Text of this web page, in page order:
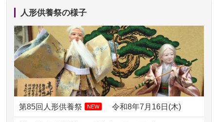
2026/07/11思い出のある人形達を、ちゃんと供養
したく、花...
2026/07/10家から近かったので。
2026/07/08誰も住んでいない実家の片付けを始め
ました。 ...
2026/07/069年間自由が丘店を見守ってくれてあり
ですが？
2024/01/13お雛様のセットを供養・処分したいの
ですが、お雛様とお内裏様だ...
2024/01/13供養申込みの後、供養祭までお人形は
どうなってるのですか？
人形供養祭の様子
第85回人形供養祭 NEW 令和8年7月16日(木)